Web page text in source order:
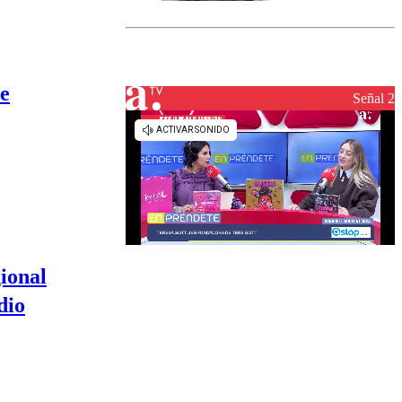
el fin de la
reconstrucciónSeñal 2